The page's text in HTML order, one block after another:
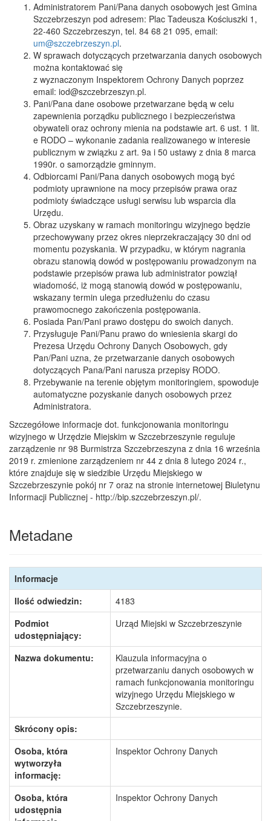
Administratorem Pani/Pana danych osobowych jest Gmina
Szczebrzeszyn pod adresem: Plac Tadeusza Kościuszki 1,
22-460 Szczebrzeszyn, tel. 84 68 21 095, email:
um@szczebrzeszyn.pl.
W sprawach dotyczących przetwarzania danych osobowych
można kontaktować się
z wyznaczonym Inspektorem Ochrony Danych poprzez
email: iod@szczebrzeszyn.pl.
Pani/Pana dane osobowe przetwarzane będą w celu
zapewnienia porządku publicznego i bezpieczeństwa
obywateli oraz ochrony mienia na podstawie art. 6 ust. 1 lit.
e RODO – wykonanie zadania realizowanego w interesie
publicznym w związku z art. 9a i 50 ustawy z dnia 8 marca
1990r. o samorządzie gminnym.
Odbiorcami Pani/Pana danych osobowych mogą być
podmioty uprawnione na mocy przepisów prawa oraz
podmioty świadczące usługi serwisu lub wsparcia dla
Urzędu.
Obraz uzyskany w ramach monitoringu wizyjnego będzie
przechowywany przez okres nieprzekraczający 30 dni od
momentu pozyskania. W przypadku, w którym nagrania
obrazu stanowią dowód w postępowaniu prowadzonym na
podstawie przepisów prawa lub administrator powziął
wiadomość, iż mogą stanowią dowód w postępowaniu,
wskazany termin ulega przedłużeniu do czasu
prawomocnego zakończenia postępowania.
Posiada Pan/Pani prawo dostępu do swoich danych.
Przysługuje Pani/Panu prawo do wniesienia skargi do
Prezesa Urzędu Ochrony Danych Osobowych, gdy
Pan/Pani uzna, że przetwarzanie danych osobowych
dotyczących Pana/Pani narusza przepisy RODO.
Przebywanie na terenie objętym monitoringiem, spowoduje
automatyczne pozyskanie danych osobowych przez
Administratora.
Szczegółowe informacje dot. funkcjonowania monitoringu
wizyjnego w Urzędzie Miejskim w Szczebrzeszynie reguluje
zarządzenie nr 98 Burmistrza Szczebrzeszyna z dnia 16 września
2019 r. zmienione zarządzeniem nr 44 z dnia 8 lutego 2024 r.,
które znajduje się w siedzibie Urzędu Miejskiego w
Szczebrzeszynie pokój nr 7 oraz na stronie internetowej Biuletynu
Informacji Publicznej - http://bip.szczebrzeszyn.pl/.
Metadane
Informacje
Ilość odwiedzin:
4183
Podmiot
udostępniający:
Urząd Miejski w Szczebrzeszynie
Nazwa dokumentu:
Klauzula informacyjna o
przetwarzaniu danych osobowych w
ramach funkcjonowania monitoringu
wizyjnego Urzędu Miejskiego w
Szczebrzeszynie.
Skrócony opis:
Osoba, która
wytworzyła
informację:
Inspektor Ochrony Danych
Osoba, która
udostępnia
Inspektor Ochrony Danych